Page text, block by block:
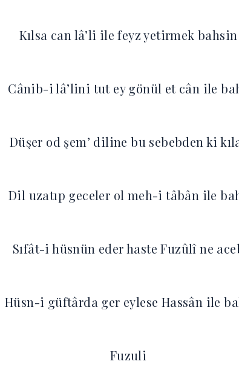
Kılsa can lâ’li ile feyz yetirmek bahsin
Cânib-i lâ’lini tut ey gönül et cân ile
Düşer od şem’ diline bu sebebden ki
Dil uzatıp geceler ol meh-i tâbân ile
Sıfât-i hüsnün eder haste Fuzûlî ne
Hüsn-i güftârda ger eylese Hassân ile
Fuzuli